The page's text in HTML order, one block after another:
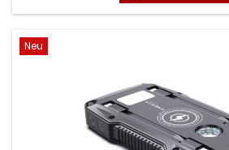
Neu